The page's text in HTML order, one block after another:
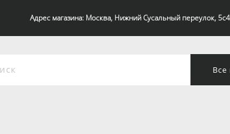
Адрес магазина: Москва, Нижний Сусальный переулок, 5с4
Все